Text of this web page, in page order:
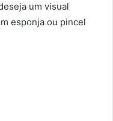
um visual
esponja ou pincel